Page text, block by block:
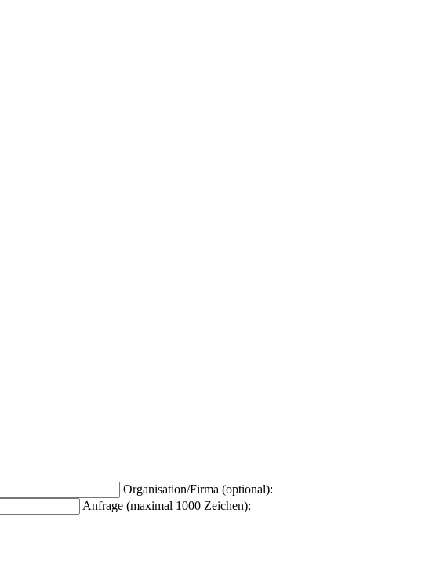
Organisation/Firma (optional):
Anfrage (maximal 1000 Zeichen):